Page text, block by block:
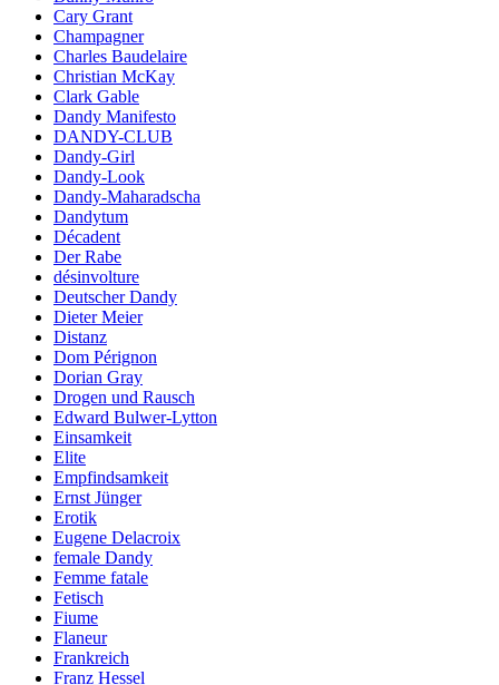
Cary Grant
Champagner
Charles Baudelaire
Christian McKay
Clark Gable
Dandy Manifesto
DANDY-CLUB
Dandy-Girl
Dandy-Look
Dandy-Maharadscha
Dandytum
Décadent
Der Rabe
désinvolture
Deutscher Dandy
Dieter Meier
Distanz
Dom Pérignon
Dorian Gray
Drogen und Rausch
Edward Bulwer-Lytton
Einsamkeit
Elite
Empfindsamkeit
Ernst Jünger
Erotik
Eugene Delacroix
female Dandy
Femme fatale
Fetisch
Fiume
Flaneur
Frankreich
Franz Hessel